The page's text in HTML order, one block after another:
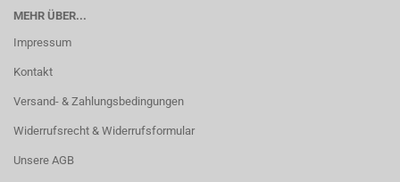
MEHR ÜBER...
Impressum
Kontakt
Versand- & Zahlungsbedingungen
Widerrufsrecht & Widerrufsformular
Unsere AGB